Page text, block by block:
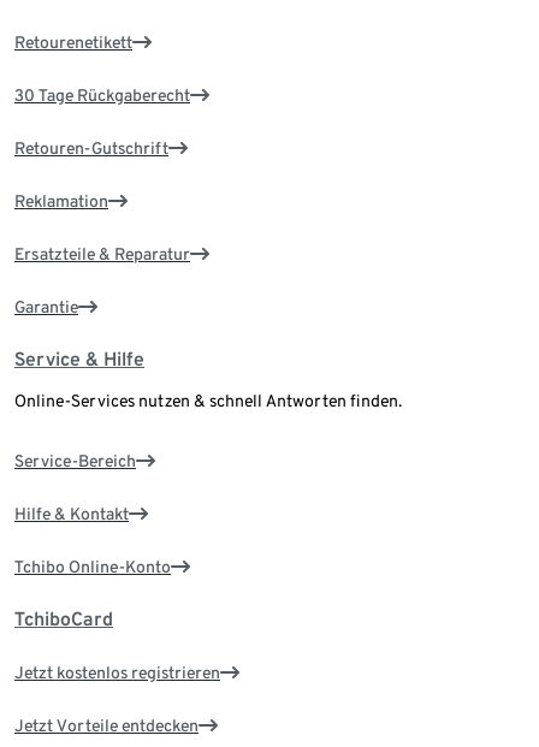
Retourenetikett
30 Tage Rückgaberecht
Retouren-Gutschrift
Reklamation
Ersatzteile & Reparatur
Garantie
Service & Hilfe
Online-Services nutzen & schnell Antworten finden.
Service-Bereich
Hilfe & Kontakt
Tchibo Online-Konto
TchiboCard
Jetzt kostenlos registrieren
Jetzt Vorteile entdecken